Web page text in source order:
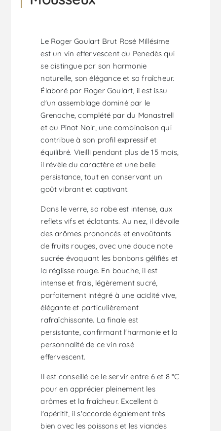
Le Roger Goulart Brut Rosé Millésime
est un vin effervescent du Penedès qui
se distingue par son harmonie
naturelle, son élégance et sa fraîcheur.
Élaboré par Roger Goulart, il est issu
d'un assemblage dominé par le
Grenache, complété par du Monastrell
et du Pinot Noir, une combinaison qui
contribue à son profil expressif et
équilibré. Vieilli pendant plus de 15 mois,
il révèle du caractère et une belle
persistance, tout en conservant un
goût vibrant et captivant.
Dans le verre, sa robe est intense, aux
reflets vifs et éclatants. Au nez, il dévoile
des arômes prononcés et envoûtants
de fruits rouges, avec une douce note
sucrée évoquant les bonbons gélifiés et
la réglisse rouge. En bouche, il est
intense et frais, légèrement sucré,
parfaitement intégré à une acidité vive,
élégante et particulièrement
rafraîchissante. La finale est
persistante, confirmant l'harmonie et la
personnalité de ce vin rosé
effervescent.
Il est conseillé de le servir entre 6 et 8 °C
pour en apprécier pleinement les
arômes et la fraîcheur. Excellent à
l'apéritif, il s'accorde également très
bien avec les poissons et les viandes